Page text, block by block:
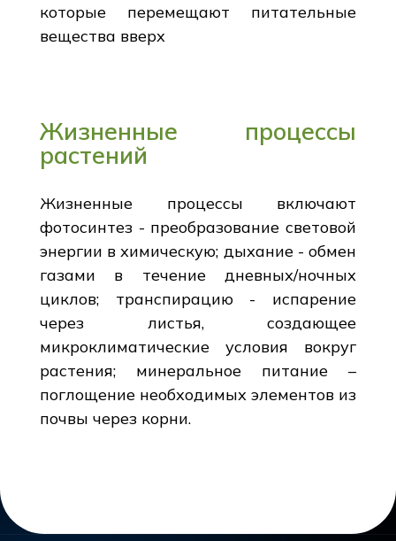
которые перемещают питательные
вещества вверх
Жизненные процессы
растений
Жизненные процессы включают
фотосинтез - преобразование световой
энергии в химическую; дыхание - обмен
газами в течение дневных/ночных
циклов; транспирацию - испарение
через листья, создающее
микроклиматические условия вокруг
растения; минеральное питание –
поглощение необходимых элементов из
почвы через корни.